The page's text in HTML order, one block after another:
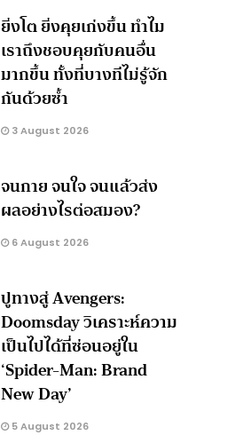
ยิ่งโต ยิ่งคุยเก่งขึ้น ทำไม
เราถึงชอบคุยกับคนอื่น
มากขึ้น ทั้งที่บางทีไม่รู้จัก
กันด้วยซ้ำ
3 August 2026
จนกาย จนใจ จนแล้วส่ง
ผลอย่างไรต่อสมอง?
6 August 2026
ปูทางสู่ Avengers:
Doomsday วิเคราะห์ความ
เป็นไปได้ที่ซ่อนอยู่ใน
‘Spider-Man: Brand
New Day’
5 August 2026